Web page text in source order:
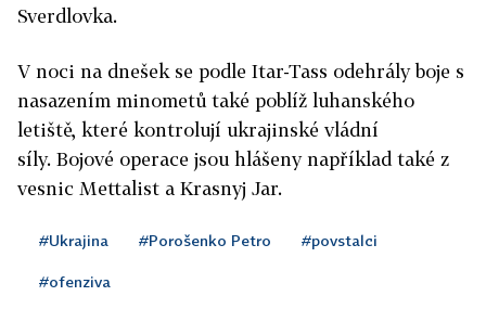
Sverdlovka.
V noci na dnešek se podle Itar-Tass odehrály boje s
nasazením minometů také poblíž luhanského
letiště, které kontrolují ukrajinské vládní
síly. Bojové operace jsou hlášeny například také z
vesnic Mettalist a Krasnyj Jar.
#Ukrajina #Porošenko Petro #povstalci
#ofenziva